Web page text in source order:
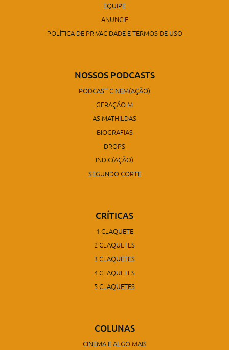
EQUIPE
ANUNCIE
POLÍTICA DE PRIVACIDADE E TERMOS DE USO
NOSSOS PODCASTS
PODCAST CINEM(AÇÃO)
GERAÇÃO M
AS MATHILDAS
BIOGRAFIAS
DROPS
INDIC(AÇÃO)
SEGUNDO CORTE
CRÍTICAS
1 CLAQUETE
2 CLAQUETES
3 CLAQUETES
4 CLAQUETES
5 CLAQUETES
COLUNAS
CINEMA E ALGO MAIS